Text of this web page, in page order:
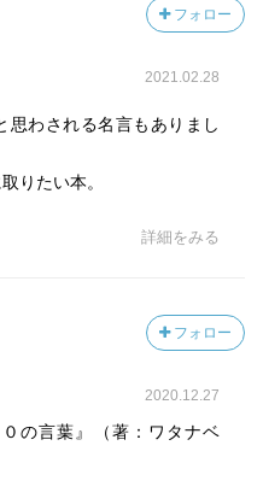
フォロー
2021.02.28
思わされる名言もありまし
りたい本。
詳細をみる
フォロー
2020.12.27
の言葉』（著：ワタナベ